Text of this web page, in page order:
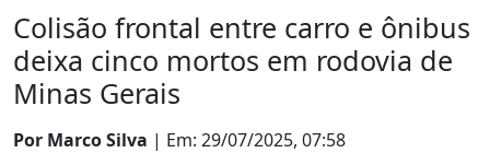
Colisão frontal entre carro e ônibus
deixa cinco mortos em rodovia de
Minas Gerais
Por Marco Silva | Em: 29/07/2025, 07:58